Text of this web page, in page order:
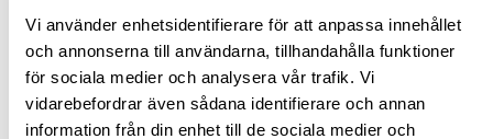
Vi använder enhetsidentifierare för att anpassa innehållet
och annonserna till användarna, tillhandahålla funktioner
för sociala medier och analysera vår trafik. Vi
vidarebefordrar även sådana identifierare och annan
information från din enhet till de sociala medier och